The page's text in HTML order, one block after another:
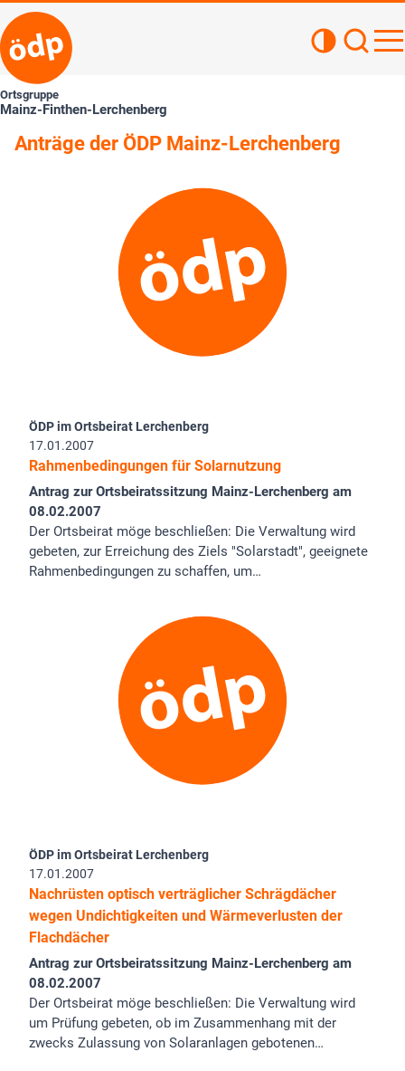
Ortsgruppe
Mainz-Finthen-Lerchenberg
Anträge der ÖDP Mainz-Lerchenberg
ÖDP im Ortsbeirat Lerchenberg
17.01.2007
Rahmenbedingungen für Solarnutzung
Antrag zur Ortsbeiratssitzung Mainz-Lerchenberg am
08.02.2007
Der Ortsbeirat möge beschließen: Die Verwaltung wird
gebeten, zur Erreichung des Ziels "Solarstadt", geeignete
Rahmenbedingungen zu schaffen, um…
ÖDP im Ortsbeirat Lerchenberg
17.01.2007
Nachrüsten optisch verträglicher Schrägdächer
wegen Undichtigkeiten und Wärmeverlusten der
Flachdächer
Antrag zur Ortsbeiratssitzung Mainz-Lerchenberg am
08.02.2007
Der Ortsbeirat möge beschließen: Die Verwaltung wird
um Prüfung gebeten, ob im Zusammenhang mit der
zwecks Zulassung von Solaranlagen gebotenen…